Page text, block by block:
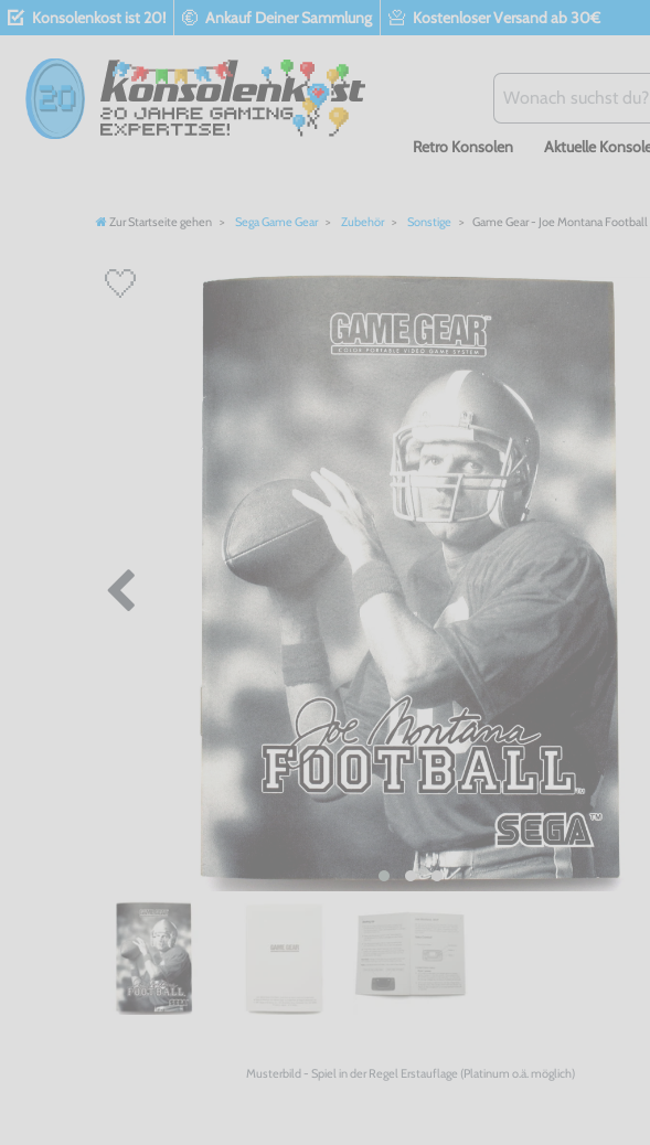
Konsolenkost ist 20! Ankauf Deiner Sammlung Kostenloser Versand ab 30€
Retro Konsolen Aktuelle
Zur Startseite gehen Sega Game Gear Zubehör Sonstige Game Gear - Joe Montana
Musterbild - Spiel in der Regel Erstauflage (Platinum o.ä. möglich)